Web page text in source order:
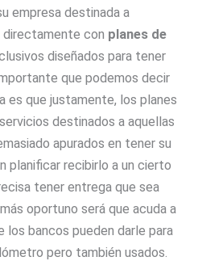
empresa destinada a
directamente con planes de
diseñados para tener
que podemos decir
es que justamente, los planes
destinados a aquellas
apurados en tener su
planificar recibirlo a un cierto
tener entrega que sea
oportuno será que acuda a
los bancos pueden darle para
pero también usados.